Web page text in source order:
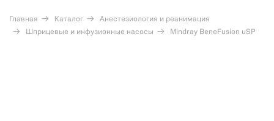
Главная Каталог
Анестезиология и реанимация
Шприцевые и инфузионные насосы
Mindray BeneFusion uSP